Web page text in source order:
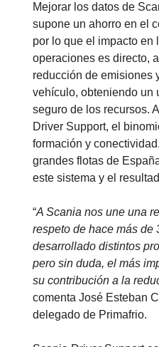
Mejorar los datos de
supone un ahorro en el
por lo que el impacto en
operaciones es directo,
reducción de emisiones
vehículo, obteniendo un
seguro de los recursos.
Driver Support, el
formación y
grandes flotas de
este sistema y el
“A Scania nos une una
respeto de hace más de
desarrollado distintos
pero sin duda, el más
su contribución a la
comenta José Esteban
delegado de Primafrio.